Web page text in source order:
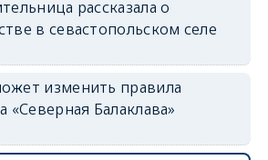
рассказала о
в севастопольском селе
изменить правила
«Северная Балаклава»